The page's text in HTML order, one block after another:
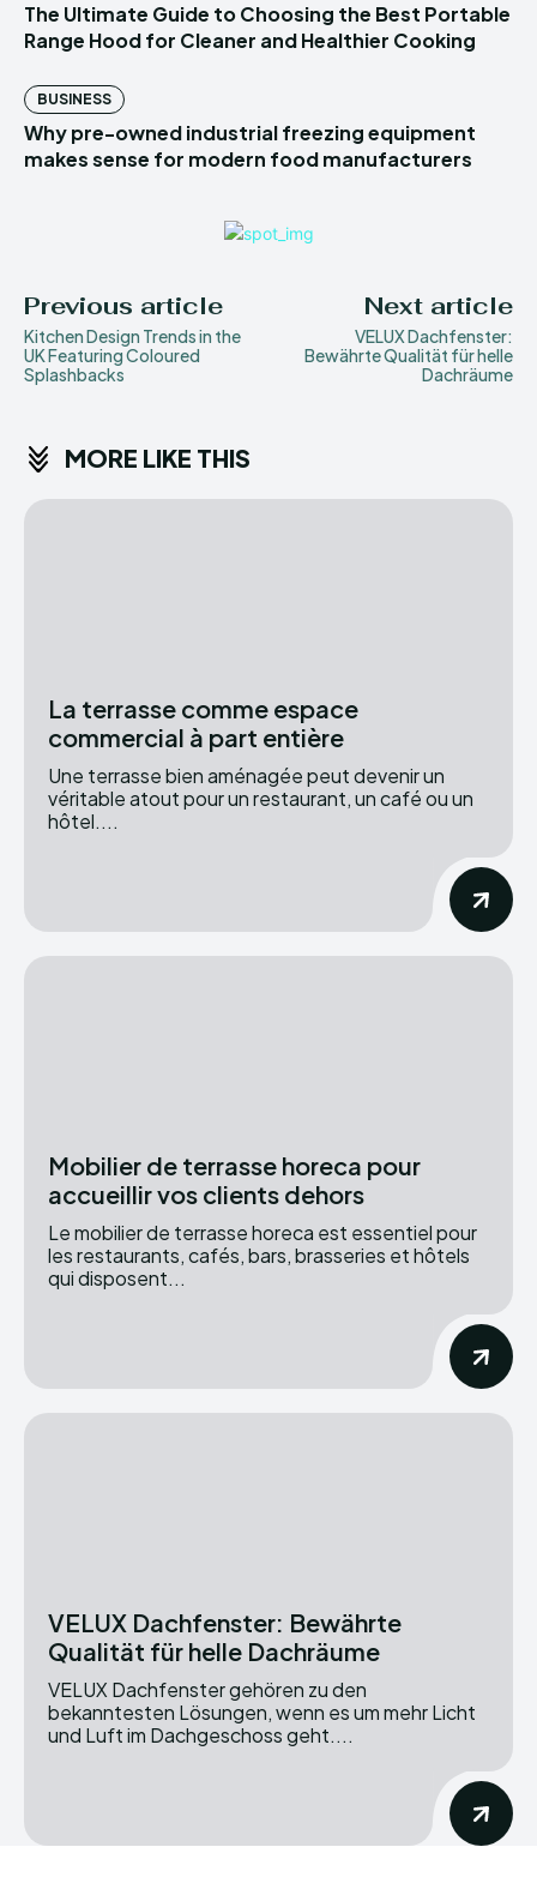
The Ultimate Guide to Choosing the Best Portable
Range Hood for Cleaner and Healthier Cooking
BUSINESS
Why pre-owned industrial freezing equipment
makes sense for modern food manufacturers
Previous article
Kitchen Design Trends in the
UK Featuring Coloured
Splashbacks
Next article
VELUX Dachfenster:
Bewährte Qualität für helle
Dachräume
MORE LIKE THIS
La terrasse comme espace
commercial à part entière
Une terrasse bien aménagée peut devenir un
véritable atout pour un restaurant, un café ou un
hôtel....
Mobilier de terrasse horeca pour
accueillir vos clients dehors
Le mobilier de terrasse horeca est essentiel pour
les restaurants, cafés, bars, brasseries et hôtels
qui disposent...
VELUX Dachfenster: Bewährte
Qualität für helle Dachräume
VELUX Dachfenster gehören zu den
bekanntesten Lösungen, wenn es um mehr Licht
und Luft im Dachgeschoss geht....